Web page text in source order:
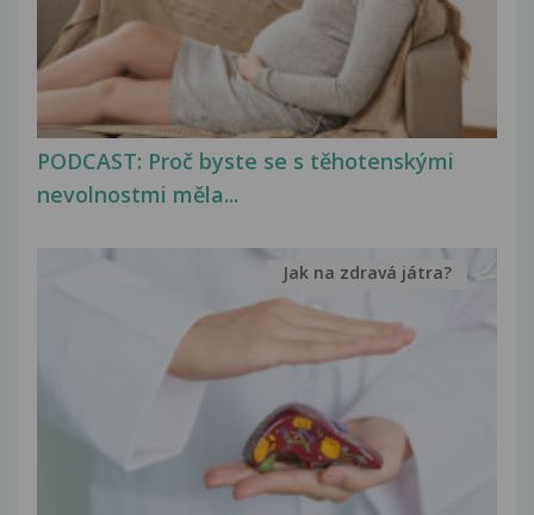
PODCAST: Proč byste se s těhotenskými
nevolnostmi měla...
Jak na zdravá játra?